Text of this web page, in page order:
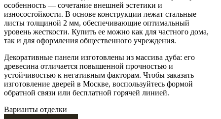
особенность — сочетание внешней эстетики и
износостойкости. В основе конструкции лежат стальные
листы толщиной 2 мм, обеспечивающие оптимальный
уровень жесткости. Купить ее можно как для частного дома,
так и для оформления общественного учреждения.
Декоративные панели изготовлены из массива дуба: его
древесина отличается повышенной прочностью и
устойчивостью к негативным факторам. Чтобы заказать
изготовление дверей в Москве, воспользуйтесь формой
обратной связи или бесплатной горячей линией.
Варианты отделки